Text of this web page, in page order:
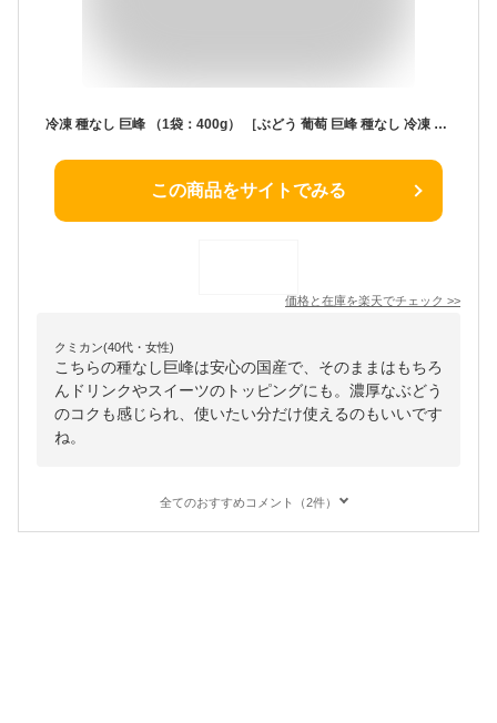
冷凍 種なし 巨峰 （1袋：400g） ［ぶどう 葡萄 巨峰 種なし 冷凍 フルーツ ミカン 国産 デザート スイーツ フルーツ シャーベット 八ちゃん堂 送料無料］
この商品をサイトでみる
価格と在庫を楽天でチェック >>
クミカン(40代・女性)
こちらの種なし巨峰は安心の国産で、そのままはもちろ
んドリンクやスイーツのトッピングにも。濃厚なぶどう
のコクも感じられ、使いたい分だけ使えるのもいいです
ね。
全てのおすすめコメント（2件）